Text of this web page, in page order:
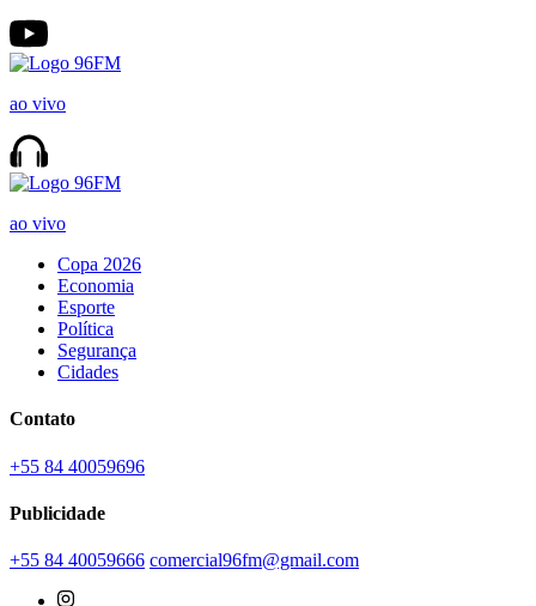
ao vivo
ao vivo
Copa 2026
Economia
Esporte
Política
Segurança
Cidades
Contato
+55 84 40059696
Publicidade
+55 84 40059666 comercial96fm@gmail.com